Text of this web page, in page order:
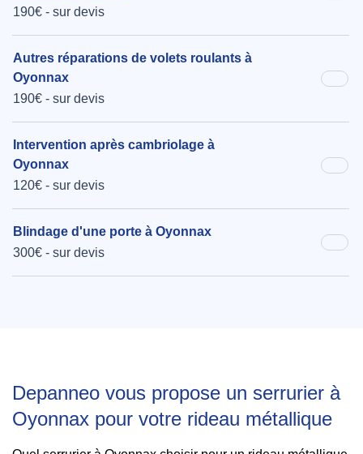
190€ - sur devis
Autres réparations de volets roulants à
Oyonnax
190€ - sur devis
Intervention après cambriolage à
Oyonnax
120€ - sur devis
Blindage d'une porte à Oyonnax
300€ - sur devis
Depanneo vous propose un serrurier à
Oyonnax pour votre rideau métallique